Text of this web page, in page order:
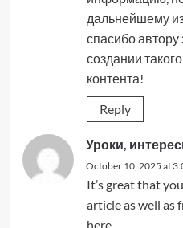
дальнейшему
спасибо автору
создании
контента!
Reply
Уроки,
October 10, 2025 at
It’s great that
article as well as
here.